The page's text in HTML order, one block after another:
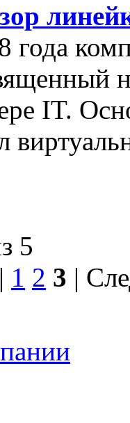
года
IT.
5
| 1 2 3 |